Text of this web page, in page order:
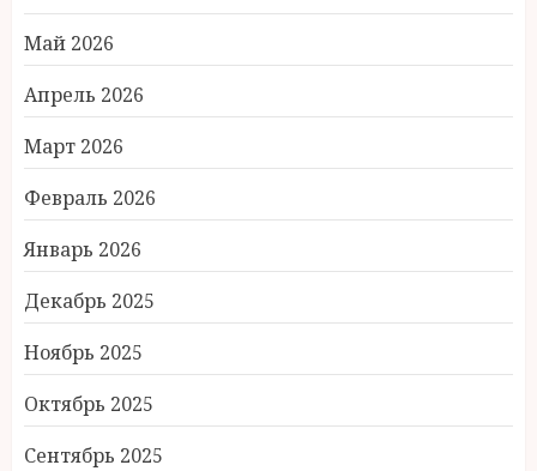
Май 2026
Апрель 2026
Март 2026
Февраль 2026
Январь 2026
Декабрь 2025
Ноябрь 2025
Октябрь 2025
Сентябрь 2025